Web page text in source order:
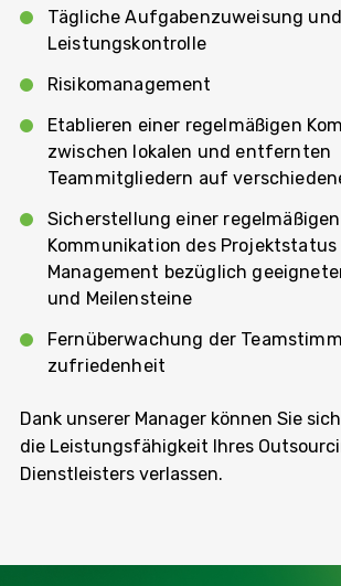
Tägliche Aufgabenzuweisung und
Leistungskontrolle
Risikomanagement
Etablieren einer regelmäßigen
zwischen lokalen und entfernten
Teammitgliedern auf
Sicherstellung einer regelmäßigen
Kommunikation des
Management bezüglich
und Meilensteine
Fernüberwachung der
zufriedenheit
Dank unserer Manager können Sie
die Leistungsfähigkeit Ihres
Dienstleisters verlassen.